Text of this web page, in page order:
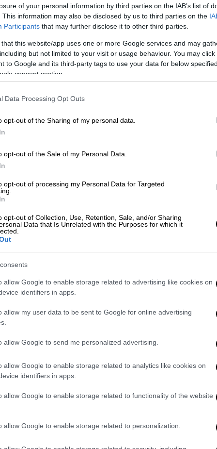
of your personal information by third parties on the IAB’s list of
This information may also be disclosed by us to third parties on the
Participants that may further disclose it to other third parties.
that this website/app uses one or more Google services and may
but not limited to your visit or usage behaviour. You may
to Google and its third-party tags to use your data for below
consent section.
Data Processing Opt Outs
opt-out of the Sharing of my personal data.
opt-out of the Sale of my Personal Data.
opt-out of processing my Personal Data for Targeted
opt-out of Collection, Use, Retention, Sale, and/or Sharing
Data that Is Unrelated with the Purposes for which it
allow Google to enable storage related to advertising like cookies on
identifiers in apps.
allow my user data to be sent to Google for online advertising
allow Google to send me personalized advertising.
allow Google to enable storage related to analytics like cookies on
identifiers in apps.
allow Google to enable storage related to functionality of the website
allow Google to enable storage related to personalization.
Γκίλφοϊλ προωθεί σταθερά την
της αμερικανικής ανεξαρτησίας
ομιλία στη γενέτειρα της
δεν είναι;» δήλωσε χαρακτηριστικά,
.
του Αμερικανού Προέδρου αποτελεί τον
στην τουρκική προκλητικότητα, με την
διείσδυση
εδράζεται σε στέρεες οικονομικές βάσεις,
στην αιχμή του δόρατος. Η Γκίλφοϊλ
της για στενούς δεσμούς,
με την ExxonMobil για υπεράκτιες
ο πρώτος ευρωπαϊκός εταίρος που
του ρωσικού φυσικού
τον ρόλο της ωςενεργειακού κόμβου
η Πρέσβης υπήρξε αφοπλιστική
αμερικανικών συμφερόντων
να συνεργαστώ με την Ελλάδα και τους
περιοχή, και αυτό σημαίνει ότιθα
συμφέροντα . Θα το κάνω αυτό κάθε μέρα,
Η στρατηγική αυτή περιλαμβάνει
επιρροής στον Πειραιά - στην Ελλάδα
με την Αθήνα να επιταχύνει τα
στήριξη.